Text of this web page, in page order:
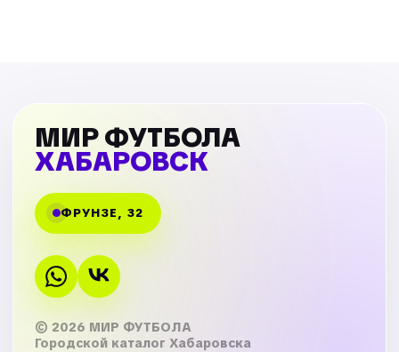
МИР ФУТБОЛА
ХАБАРОВСК
ФРУНЗЕ, 32
© 2026 МИР ФУТБОЛА
Городской каталог Хабаровска